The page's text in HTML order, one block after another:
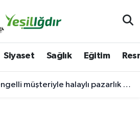
Siyaset Sağlık Eğitim
müşteriyle halaylı pazarlık gülümsetti
Haritası